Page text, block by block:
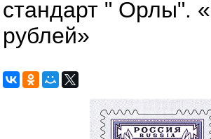
стандарт " Орлы".
рублей»